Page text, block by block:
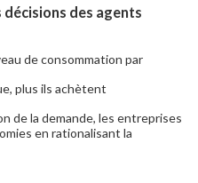
décisions des agents
de consommation par
plus ils achètent
de la demande, les entreprises
en rationalisant la